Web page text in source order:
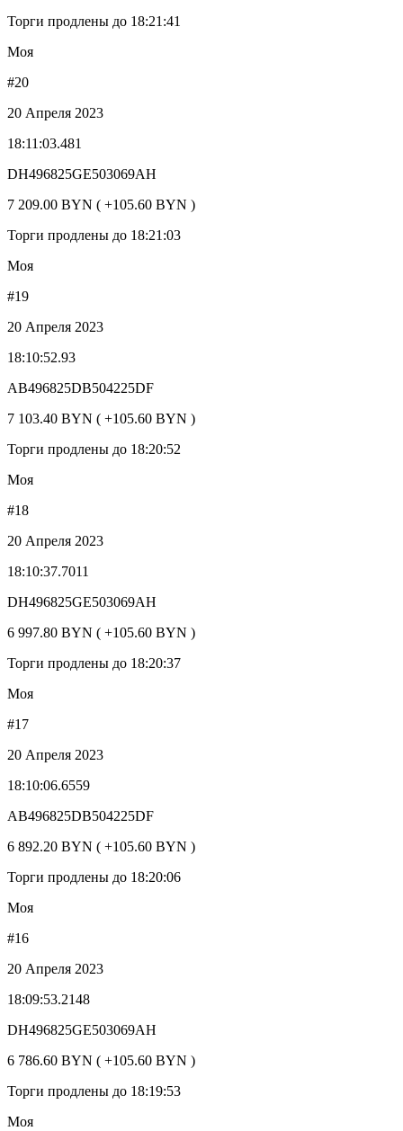
Торги продлены до 18:21:41
Моя
#20
20 Апреля 2023
18:11:03.481
DH496825GE503069AH
7 209.00 BYN ( +105.60 BYN )
Торги продлены до 18:21:03
Моя
#19
20 Апреля 2023
18:10:52.93
AB496825DB504225DF
7 103.40 BYN ( +105.60 BYN )
Торги продлены до 18:20:52
Моя
#18
20 Апреля 2023
18:10:37.7011
DH496825GE503069AH
6 997.80 BYN ( +105.60 BYN )
Торги продлены до 18:20:37
Моя
#17
20 Апреля 2023
18:10:06.6559
AB496825DB504225DF
6 892.20 BYN ( +105.60 BYN )
Торги продлены до 18:20:06
Моя
#16
20 Апреля 2023
18:09:53.2148
DH496825GE503069AH
6 786.60 BYN ( +105.60 BYN )
Торги продлены до 18:19:53
Моя